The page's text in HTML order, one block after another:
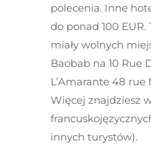
polecenia. Inne
do ponad 100
miały wolnych
Baobab na 10 Rue
L’Amarante 48 rue
Więcej znajdziesz
innych turystów).